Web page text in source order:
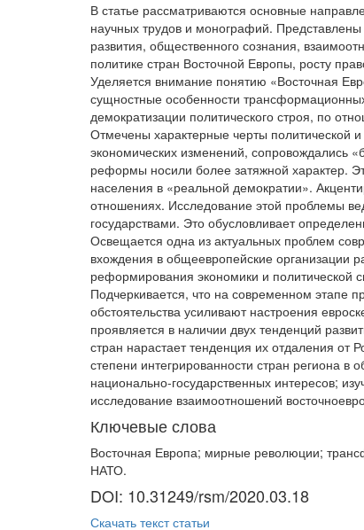
В статье рассматриваются основные
научных трудов и монографий.
развития, общественного сознания,
политике стран Восточной Европы, росту
Уделяется внимание понятию «Восточная
сущностные особенности
демократизации политического строя, по
Отмечены характерные черты политической
экономических изменений, сопровождались
реформы носили более затяжной характер.
населения в «реальной демократии».
отношениях. Исследование этой проблемы
государствами. Это обусловливает
Освещается одна из актуальных проблем
вхождения в общеевропейские организации
реформирования экономики и политической
Подчеркивается, что на современном этапе
обстоятельства усиливают настроения
проявляется в наличии двух тенденций
стран нарастает тенденция их отдаления
степени интегрированности стран региона
национально-государственных интересов;
исследование взаимоотношений
Ключевые слова
Восточная Европа; мирные революции;
НАТО.
DOI: 10.31249/rsm/2020.03.18
Скачать текст статьи